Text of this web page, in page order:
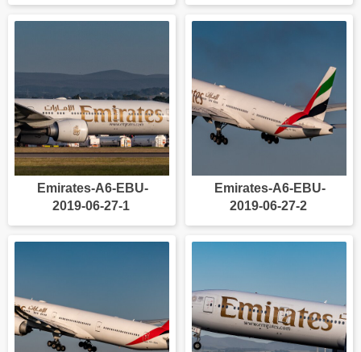
Emirates-A6-EBU-
2019-06-27-1
Emirates-A6-EBU-
2019-06-27-2